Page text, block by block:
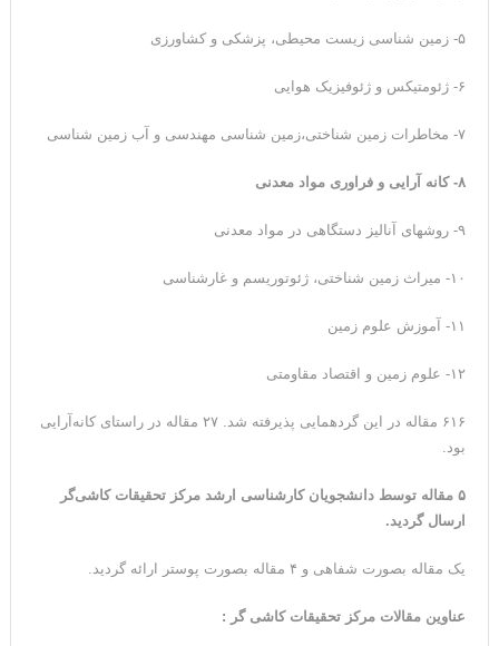
۵- زمین شناسی زیست محیطی، پزشکی و کشاورزی
۶- ژئومتیکس و ژئوفیزیک هوایی
۷- مخاطرات زمین شناختی،زمین شناسی مهندسی و آب زمین شناسی
۸- کانه آرایی و فراوری مواد معدنی
۹- روشهای آنالیز دستگاهی در مواد معدنی
۱۰- میراث زمین شناختی، ژئوتوریسم و غارشناسی
۱۱- آموزش علوم زمین
۱۲- علوم زمین و اقتصاد مقاومتی
۶۱۶ مقاله در این گردهمایی پذیرفته شد. ۲۷ مقاله در راستای کانه‌آرایی
بود.
۵ مقاله توسط دانشجویان کارشناسی ارشد مرکز تحقیقات کاشی‌گر
ارسال گردید.
یک مقاله بصورت شفاهی و ۴ مقاله بصورت پوستر ارائه گردید.
عناوین مقالات مرکز تحقیقات کاشی گر :